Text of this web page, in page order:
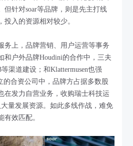
但针对soar等品牌，则是先主打线
投入的资源相对较少。
务上，品牌营销、用户运营等事务
和户外品牌Houdini的合作中，三夫
渠道建设；和Klattermusen也强
的合资公司中，品牌方占据多数股
在发力自营业务，收购瑞士科技运
量发展资源。如此多线作战，难免
有效匹配。